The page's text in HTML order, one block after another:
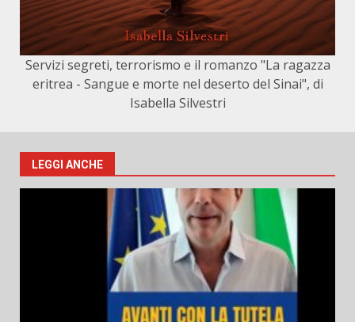
Servizi segreti, terrorismo e il romanzo "La ragazza
eritrea - Sangue e morte nel deserto del Sinai", di
Isabella Silvestri
LEGGI ANCHE